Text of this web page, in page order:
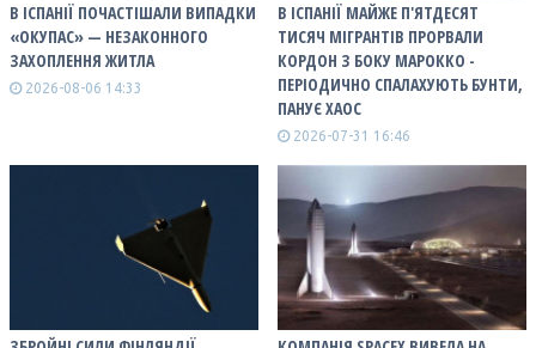
В ІСПАНІЇ ПОЧАСТІШАЛИ ВИПАДКИ
«ОКУПАС» — НЕЗАКОННОГО
ЗАХОПЛЕННЯ ЖИТЛА
2026-08-06 14:33
В ІСПАНІЇ МАЙЖЕ П'ЯТДЕСЯТ
ТИСЯЧ МІГРАНТІВ ПРОРВАЛИ
КОРДОН З БОКУ МАРОККО -
ПЕРІОДИЧНО СПАЛАХУЮТЬ БУНТИ,
ПАНУЄ ХАОС
2026-07-31 16:46